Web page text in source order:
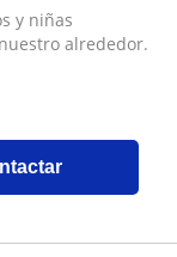
y niñas
alrededor.